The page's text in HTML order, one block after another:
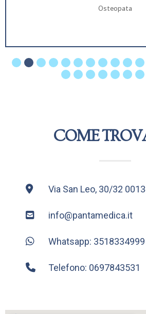
Osteopata
COME
Via San Leo, 30/32
info@pantamedica.it
Whatsapp: 3518334999
Telefono: 0697843531